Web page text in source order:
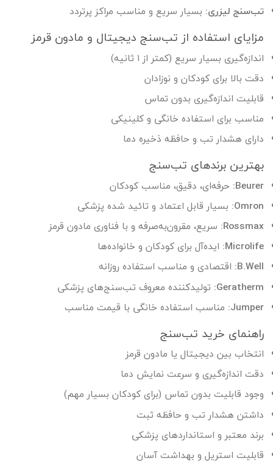
تب‌سنج لیزری: بسیار سریع و مناسب مراکز پرتردد
مزایای استفاده از تب‌سنج دیجیتال و مادون قرمز
اندازه‌گیری بسیار سریع (کمتر از ۱ ثانیه)
دقت بالا برای کودکان و نوزادان
قابلیت اندازه‌گیری بدون تماس
مناسب برای استفاده خانگی و کلینیکی
دارای هشدار تب و حافظه ذخیره دما
بهترین برندهای تب‌سنج
Beurer: حرفه‌ای، دقیق، مناسب کودکان
Omron: بسیار قابل اعتماد و تائید شده پزشکی
Rossmax: سریع، مقرون‌به‌صرفه و با فناوری مادون قرمز
Microlife: ایده‌آل برای کودکان و خانواده‌ها
B.Well: اقتصادی و مناسب استفاده روزانه
Geratherm: تولیدکننده معروف تب‌سنج‌های پزشکی
Jumper: مناسب استفاده خانگی با قیمت مناسب
راهنمای خرید تب‌سنج
انتخاب بین دیجیتال یا مادون قرمز
دقت اندازه‌گیری و سرعت نمایش دما
وجود قابلیت بدون تماس (برای کودکان بسیار مهم)
داشتن هشدار تب و حافظه ثبت
برند معتبر و استانداردهای پزشکی
قابلیت استریل و بهداشت آسان